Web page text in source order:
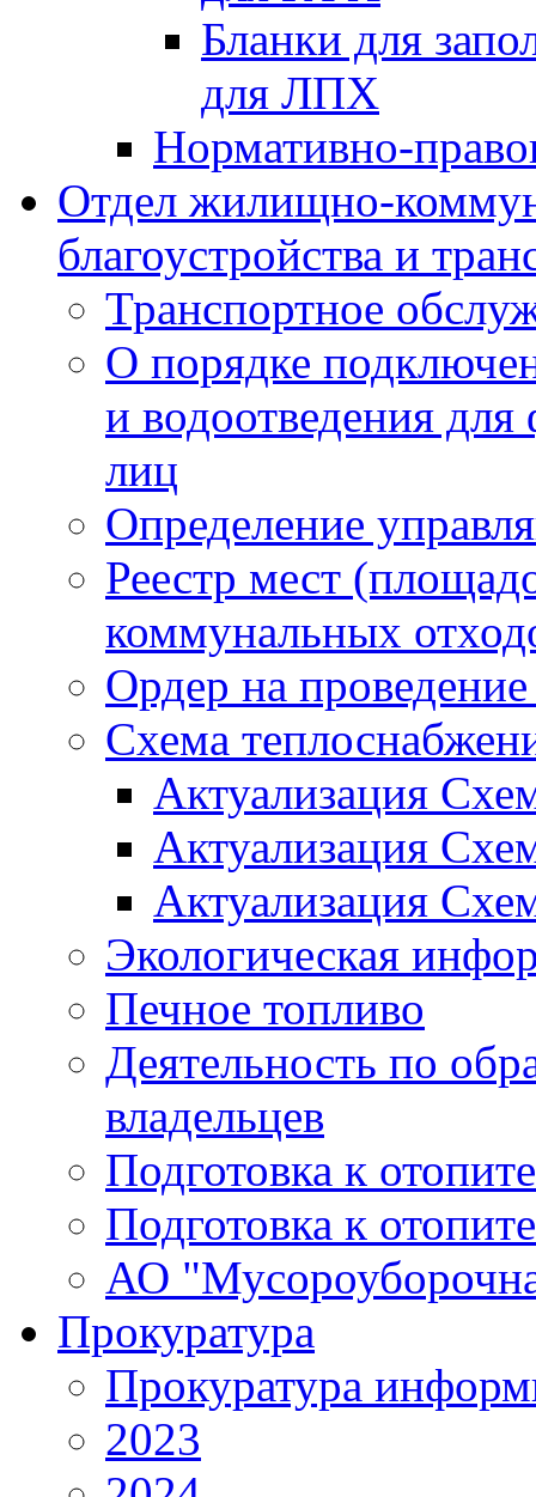
Бланки для
для ЛПХ
Нормативно-
Отдел жилищно-
благоустройства и
Транспортное
О порядке
и водоотведения
лиц
Определение
Реестр мест
коммунальных
Ордер на
Схема
Актуализация
Актуализация
Актуализация
Экологическая
Печное топливо
Деятельность по
владельцев
Подготовка к
Подготовка к
АО
Прокуратура
Прокуратура
2023